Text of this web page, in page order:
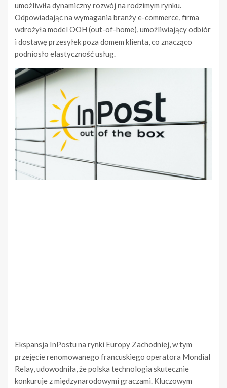
umożliwiła dynamiczny rozwój na rodzimym rynku.
Odpowiadając na wymagania branży e-commerce, firma
wdrożyła model OOH (out-of-home), umożliwiający odbiór
i dostawę przesyłek poza domem klienta, co znacząco
podniosło elastyczność usług.
Ekspansja InPostu na rynki Europy Zachodniej, w tym
przejęcie renomowanego francuskiego operatora Mondial
Relay, udowodniła, że polska technologia skutecznie
konkuruje z międzynarodowymi graczami. Kluczowym